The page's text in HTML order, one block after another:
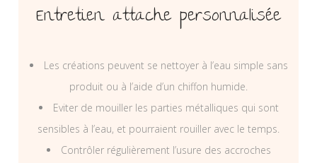
Entretien attache personnalisée
Les créations peuvent se nettoyer à l’eau simple sans
produit ou à l’aide d’un chiffon humide.
Eviter de mouiller les parties métalliques qui sont
sensibles à l’eau, et pourraient rouiller avec le temps.
Contrôler régulièrement l’usure des accroches